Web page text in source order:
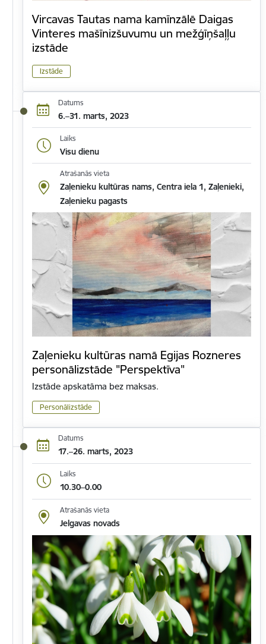
Vircavas Tautas nama kamīnzālē Daigas
Vinteres mašīnizšuvumu un mežģīņšaļļu
izstāde
Izstāde
Datums
6.–31. marts, 2023
Laiks
Visu dienu
Atrašanās vieta
Zaļenieku kultūras nams, Centra iela 1, Zaļenieki,
Zaļenieku pagasts
Zaļenieku kultūras namā Egijas Rozneres
personālizstāde "Perspektīva"
Izstāde apskatāma bez maksas.
Personālizstāde
Datums
17.–26. marts, 2023
Laiks
10.30–0.00
Atrašanās vieta
Jelgavas novads